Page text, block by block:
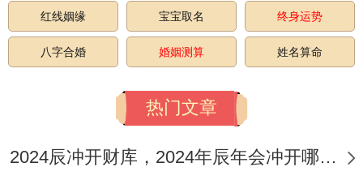
核心仪式
阳历：2026年10月25日星期日
天干的支：丙午年戊戌月癸酉日
火、拆卸、进人口
红线姻缘 宝宝取名 终身运势
八字合婚 婚姻测算 姓名算命
热门文章
2024辰冲开财库，2024年辰年会冲开哪些人的财库